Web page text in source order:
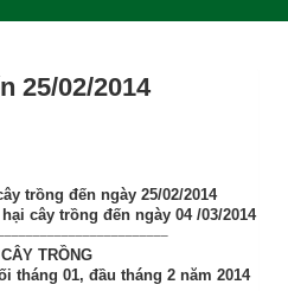
25/02/2014
trồng đến ngày 25/02/2014
cây trồng đến ngày 04 /03/2014
TRỒNG
tháng 01, đầu tháng 2 năm 2014